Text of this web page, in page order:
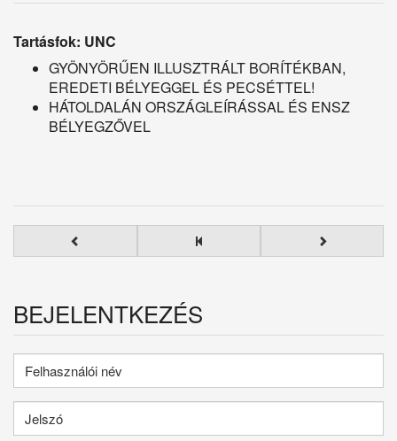
Tartásfok: UNC
GYÖNYÖRŰEN ILLUSZTRÁLT BORÍTÉKBAN,
EREDETI BÉLYEGGEL ÉS PECSÉTTEL!
HÁTOLDALÁN ORSZÁGLEÍRÁSSAL ÉS ENSZ
BÉLYEGZŐVEL
BEJELENTKEZÉS